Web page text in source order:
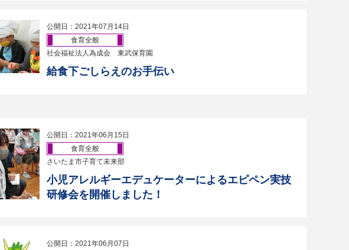
公開日：2021年07月14日
食育全般
社会福祉法人為成会 東武保育園
給食下ごしらえのお手伝い
公開日：2021年06月15日
食育全般
さいたま市子育て未来部
小児アレルギーエデュケーターによるエピペン実技
研修会を開催しました！
公開日：2021年06月07日